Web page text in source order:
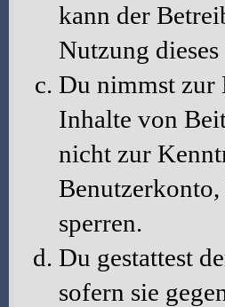
kann der
Nutzung
Du nimmst zur
Inhalte von
nicht zur
sperren.
Du gestattest
sofern sie